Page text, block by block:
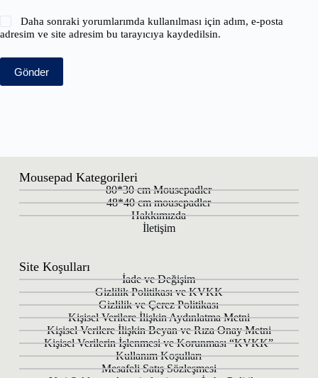
Daha sonraki yorumlarımda kullanılması için adım, e-posta
adresim ve site adresim bu tarayıcıya kaydedilsin.
Gönder
Mousepad Kategorileri
80*30 cm Mousepadler
48*40 cm mousepadler
Hakkımızda
İletişim
Site Koşulları
İade ve Değişim
Gizlilik Politikası ve KVKK
Gizlilik ve Çerez Politikası
Kişisel Verilere İlişkin Aydınlatma Metni
Kişisel Verilere İlişkin Beyan ve Rıza Onay Metni
Kişisel Verilerin İşlenmesi ve Korunması “KVKK”
Kullanım Koşulları
Mesafeli Satış Sözleşmesi